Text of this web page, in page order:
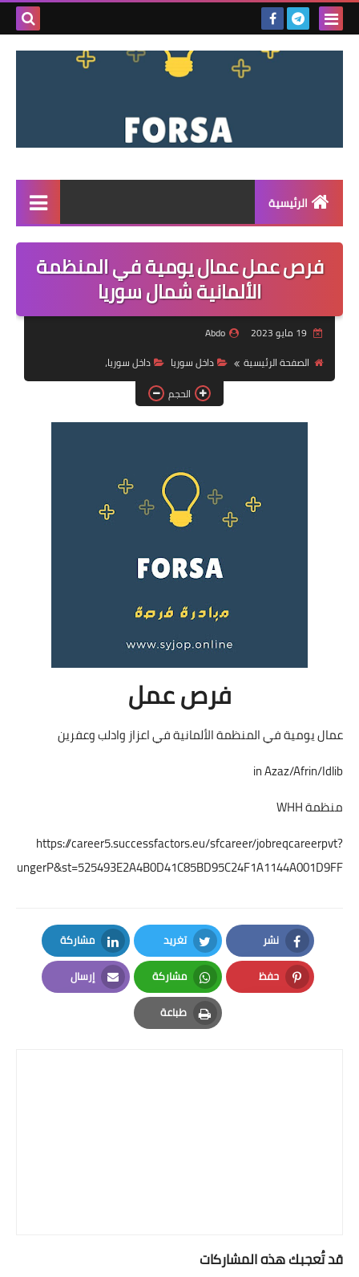
بحث
الرئيسية
القائمة
مناقصات
فرص عمل داخل سوريا
فرص عمل في العراق
فرص عمل في اليمن
دورات تدريبية
فرص عمل عمال يومية في المنظمة
الألمانية شمال سوريا
Abdo
الصفحة الرئيسية
داخل سوريا
داخل سوريا،
الحجم
فرص عمل
عمال يومية في المنظمة الألمانية في اعزاز وادلب وعفرين
in Azaz/Afrin/Idlib
منظمة WHH
https://career5.successfactors.eu/sfcareer/jobreqcareerpvt?
نشر
Facebook
تغريد
Twitter
مشاركة
LinkedIn
حفظ
Pinterest
مشاركة
Whatsapp
إرسال
Email
طباعة
Print
قد تُعجبك هذه المشاركات